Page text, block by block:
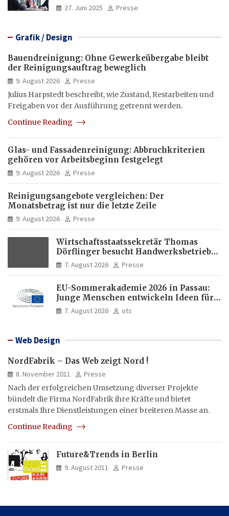
27. Juni 2025 Presse
Grafik / Design
Bauendreinigung: Ohne Gewerkeübergabe bleibt
der Reinigungsauftrag beweglich
9. August 2026
Presse
Julius Harpstedt beschreibt, wie Zustand, Restarbeiten und
Freigaben vor der Ausführung getrennt werden.
Continue Reading
Glas- und Fassadenreinigung: Abbruchkriterien
gehören vor Arbeitsbeginn festgelegt
9. August 2026 Presse
Reinigungsangebote vergleichen: Der
Monatsbetrag ist nur die letzte Zeile
9. August 2026 Presse
Wirtschaftsstaatssekretär Thomas
Dörflinger besucht Handwerksbetrieb
im Kammerbezirk Freiburg
7. August 2026 Presse
EU-Sommerakademie 2026 in Passau:
Junge Menschen entwickeln Ideen für
Europas Zukunft
7. August 2026 ots
Web Design
NordFabrik – Das Web zeigt Nord !
8. November 2011
Presse
Nach der erfolgreichen Umsetzung diverser Projekte
bündelt die Firma NordFabrik ihre Kräfte und bietet
erstmals Ihre Dienstleistungen einer breiteren Masse an.
Continue Reading
Future&Trends in Berlin
9. August 2011 Presse